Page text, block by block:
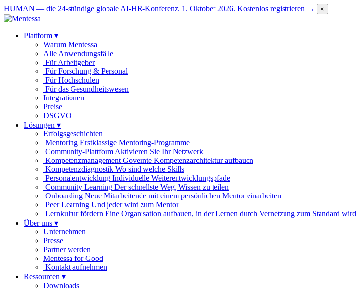
HUMAN — die 24-stündige globale AI-HR-Konferenz. 1. Oktober 2026. Kostenlos registrieren → ×
Plattform ▾
Warum Mentessa
Alle Anwendungsfälle
Für Arbeitgeber
Für Forschung & Personal
Für Hochschulen
Für das Gesundheitswesen
Integrationen
Preise
DSGVO
Lösungen ▾
Erfolgsgeschichten
Mentoring Erstklassige Mentoring-Programme
Community-Plattform Aktivieren Sie Ihr Netzwerk
Kompetenzmanagement Governte Kompetenzarchitektur aufbauen
Kompetenzdiagnostik Wo sind welche Skills
Personalentwicklung Individuelle Weiterentwicklungspfade
Community Learning Der schnellste Weg, Wissen zu teilen
Onboarding Neue Mitarbeitende mit einem persönlichen Mentor einarbeiten
Peer Learning Und jeder wird zum Mentor
Lernkultur fördern Eine Organisation aufbauen, in der Lernen durch Vernetzung zum Standard wird
Über uns ▾
Unternehmen
Presse
Partner werden
Mentessa for Good
Kontakt aufnehmen
Ressourcen ▾
Downloads